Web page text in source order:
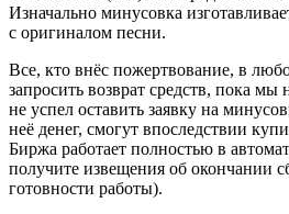
Изначально минусовка
с оригиналом песни.
Все, кто внёс пожертвование, в
запросить возврат средств, пока мы
не успел оставить заявку на
неё денег, смогут впоследствии
Биржа работает полностью в
получите извещения об окончании
готовности работы).